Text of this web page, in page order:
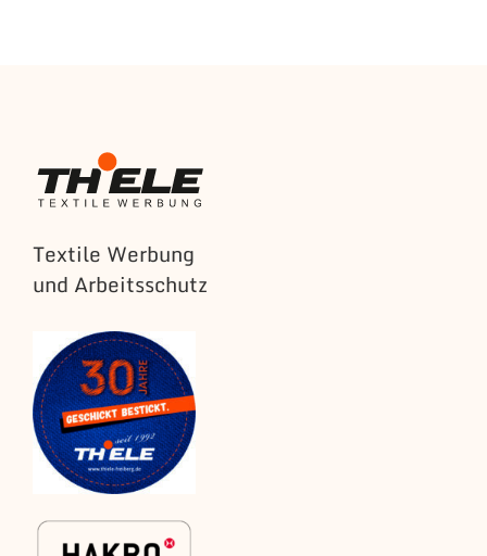
Textile Werbung
und Arbeitsschutz